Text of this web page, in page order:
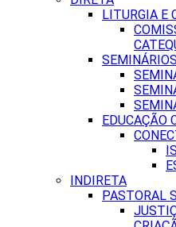
LITURGIA E
SEMINÁRIOS
EDUCAÇÃO
INDIRETA
PASTORAL